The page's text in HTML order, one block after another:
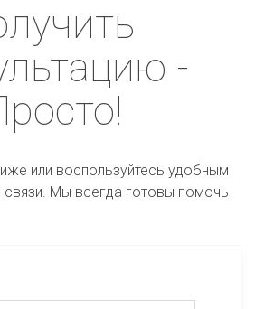
-
или воспользуйтесь удобным
Мы всегда готовы помочь